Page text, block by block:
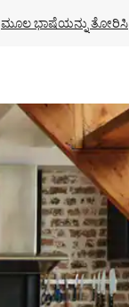
ಮೂಲ ಭಾಷೆಯನ್ನು ತೋರಿಸಿ